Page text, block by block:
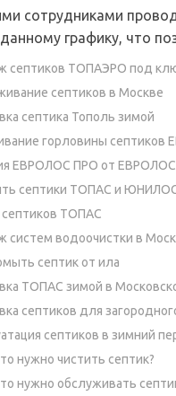
сотрудниками
графику, что
септиков ТОПАЭРО под
септиков в Москве
септика Тополь зимой
горловины септиков
ЕВРОЛОС ПРО от
септики ТОПАС и
септиков ТОПАС
систем водоочистки в
септик от ила
ТОПАС зимой в
септиков для
септиков в зимний
нужно чистить септик?
нужно обслуживать